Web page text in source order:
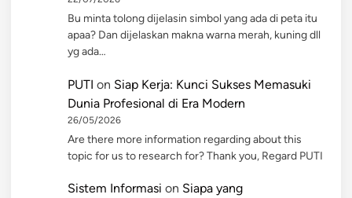
Bu minta tolong dijelasin simbol yang ada di peta itu
apaa? Dan dijelaskan makna warna merah, kuning dll
yg ada…
PUTI on Siap Kerja: Kunci Sukses Memasuki
Dunia Profesional di Era Modern
26/05/2026
Are there more information regarding about this
topic for us to research for? Thank you, Regard PUTI
Sistem Informasi on Siapa yang